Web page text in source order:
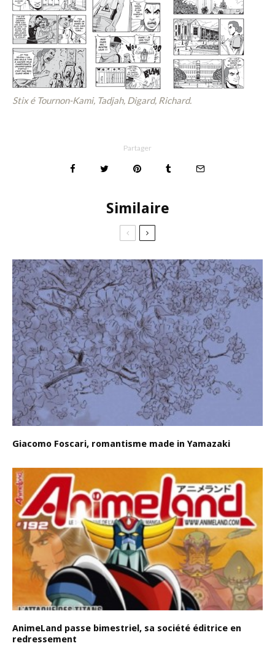
Stixé Tournon-Kami, Tadjah, Digard, Richard.
Partager
Similaire
Giacomo Foscari, romantisme made in Yamazaki
AnimeLand passe bimestriel, sa société éditrice en
redressement